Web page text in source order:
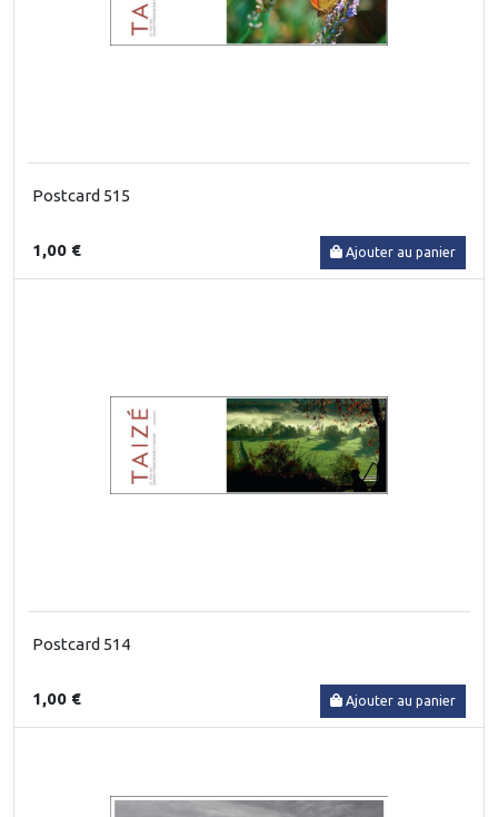
Postcard 515
1,00 € Ajouter au panier
Postcard 514
1,00 € Ajouter au panier